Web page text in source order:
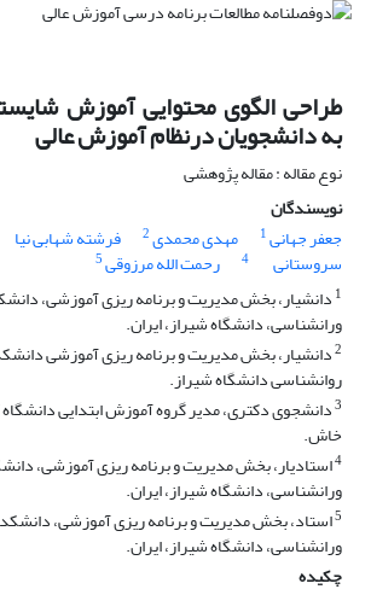
طراحی الگوی محتوایی آموزش
به دانشجویان درنظام آموزش عالی
نوع مقاله : مقاله پژوهشی
نویسندگان
جعفر جهانی1 مهدی محمدی2 فرشته شهابی نیا
سروستانی 4 رحمت الله مرزوقی5
1 دانشیار، بخش مدیریت و برنامه ریزی آموزشی،
ورانشناسی، دانشگاه شیراز، ایران.
2دانشیار، بخش مدیریت و برنامه ریزی آموزشی
روانشناسی دانشگاه شیراز.
3دانشجوی دکتری، مدیر گروه آموزش ابتدایی دانشگاه
خاش.
4استادیار، بخش مدیریت و برنامه ریزی آموزشی،
ورانشناسی، دانشگاه شیراز، ایران.
5استاد، بخش مدیریت و برنامه ریزی آموزشی،
ورانشناسی، دانشگاه شیراز، ایران.
چکیده